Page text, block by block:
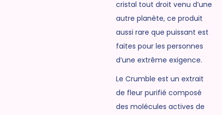
cristal tout droit venu d’une
autre planète, ce produit
aussi rare que puissant est
faites pour les personnes
d’une extrême exigence.
Le Crumble est un extrait
de fleur purifié composé
des molécules actives de